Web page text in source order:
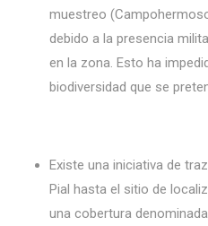
muestreo
debido a la presencia
en la zona. Esto ha
biodiversidad que se
Existe una iniciativa de
Pial hasta el sitio de
una cobertura